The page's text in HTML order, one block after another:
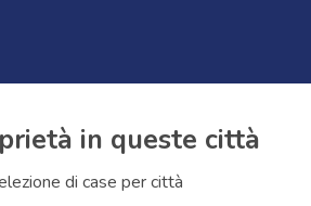
in queste città
di case per città